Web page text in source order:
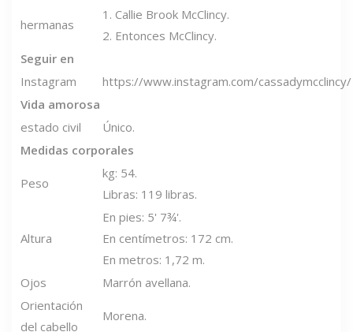
hermanas
1. Callie Brook McClincy.
2. Entonces McClincy.
Seguir en
Instagram
https://www.instagram.com/cassadymcclincy/
Vida amorosa
estado civil
Único.
Medidas corporales
Peso
kg: 54.
Libras: 119 libras.
Altura
En pies: 5' 7¾'.
En centímetros: 172 cm.
En metros: 1,72 m.
Ojos
Marrón avellana.
Orientación
del cabello
Morena.